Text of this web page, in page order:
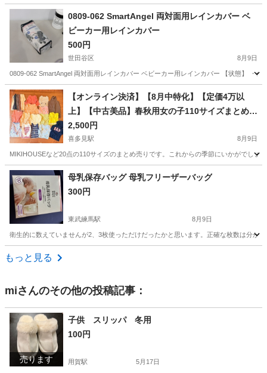
東京 世田谷区 産後用品
0809-062 SmartAngel 両対面用レインカバー ベ
ビーカー用レインカバー
500円
世田谷区 8月9日
0809-062 SmartAngel 両対面用レインカバー ベビーカー用レインカバー 【状態】 ・
東京 世田谷区 ベビー用品 レインカバー
【オンライン決済】【8月中特化】【定価4万以
上】【中古美品】春秋用女の子110サイズまとめ売
り(miki HOUSE、GAP等)
2,500円
喜多見駅 8月9日
MIKIHOUSEなど20点の110サイズのまとめ売りです。これからの季節にいかがでし
東京 世田谷区 喜多見駅 キッズ用品 MIKI HOUSE
母乳保存バッグ 母乳フリーザーバッグ
300円
東武練馬駅 8月9日
衛生的に数えていませんが2、3枚使っただけだったかと思います。正確な枚数は分か
東京 練馬区
もっと見る
miさんのその他の投稿記事：
売ります
子供 スリッパ 冬用
100円
用賀駅 5月17日